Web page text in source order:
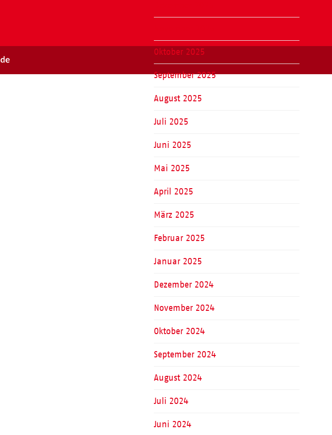
Oktober 2025
September 2025
August 2025
Juli 2025
Juni 2025
Mai 2025
April 2025
März 2025
Februar 2025
Januar 2025
Dezember 2024
November 2024
Oktober 2024
September 2024
August 2024
Juli 2024
Juni 2024